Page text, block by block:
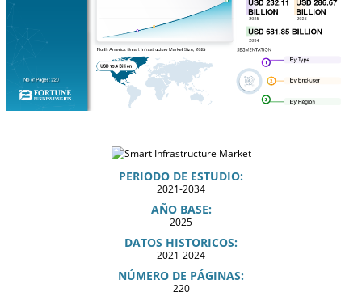
PERIODO DE ESTUDIO:
2021-2034
AÑO BASE:
2025
DATOS HISTORICOS:
2021-2024
NÚMERO DE PÁGINAS:
220